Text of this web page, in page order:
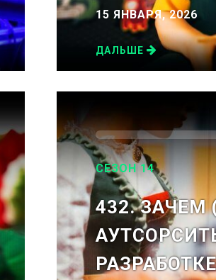
15 ЯНВАРЯ, 2026
ДАЛЬШЕ
СЕЗОН 14
432.